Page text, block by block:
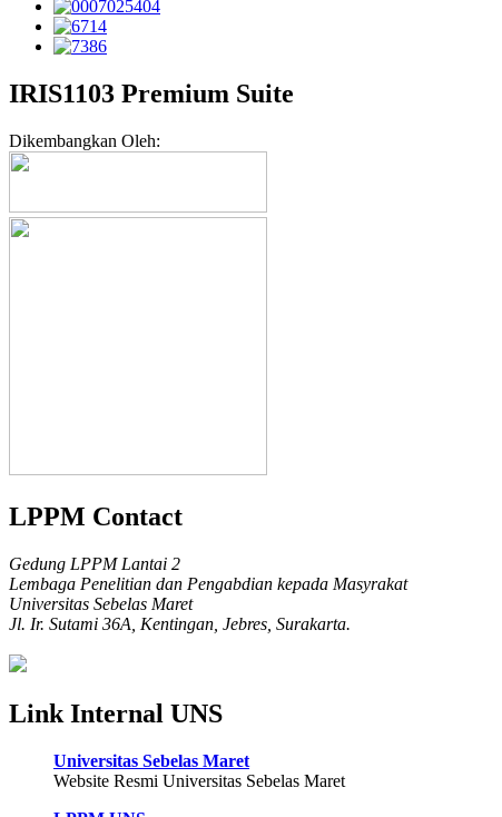
IRIS1103 Premium Suite
Dikembangkan Oleh:
LPPM Contact
Gedung LPPM Lantai 2
Lembaga Penelitian dan Pengabdian kepada Masyrakat
Universitas Sebelas Maret
Jl. Ir. Sutami 36A, Kentingan, Jebres, Surakarta.
Link Internal UNS
Universitas Sebelas Maret
Website Resmi Universitas Sebelas Maret